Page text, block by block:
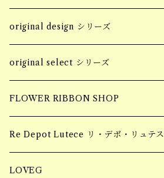
Hair Clip ヘアクリップ
Socks 靴下
Pins ピンバッジ
Hair Claw ヘアクロー
BIG HAIR CLAW 大きいヘアクロー
original design シリーズ
accessory
piercing
earring
apparel
tops
souvenir
original select シリーズ
accessory
piercing
earring
apparel
tops
Candle
FLOWER RIBBON SHOP
お花柄ステッカー
Re Depot Lutece リ・デポ・リュテス
コッドシートBOX
LOVEG